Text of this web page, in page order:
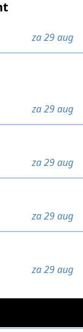
za 29 aug
za 29 aug
za 29 aug
za 29 aug
za 29 aug